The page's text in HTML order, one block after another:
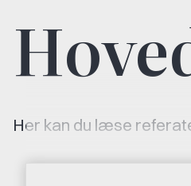
Her kan du læse